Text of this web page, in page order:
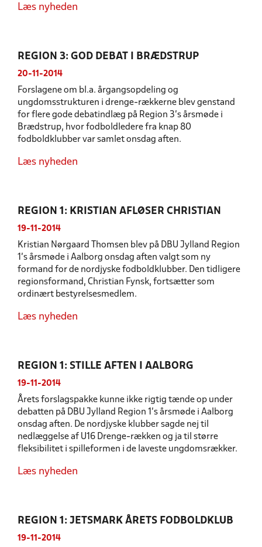
Læs nyheden
REGION 3: GOD DEBAT I BRÆDSTRUP
20-11-2014
Forslagene om bl.a. årgangsopdeling og
ungdomsstrukturen i drenge-rækkerne blev genstand
for flere gode debatindlæg på Region 3's årsmøde i
Brædstrup, hvor fodboldledere fra knap 80
fodboldklubber var samlet onsdag aften.
Læs nyheden
REGION 1: KRISTIAN AFLØSER CHRISTIAN
19-11-2014
Kristian Nørgaard Thomsen blev på DBU Jylland Region
1’s årsmøde i Aalborg onsdag aften valgt som ny
formand for de nordjyske fodboldklubber. Den tidligere
regionsformand, Christian Fynsk, fortsætter som
ordinært bestyrelsesmedlem.
Læs nyheden
REGION 1: STILLE AFTEN I AALBORG
19-11-2014
Årets forslagspakke kunne ikke rigtig tænde op under
debatten på DBU Jylland Region 1's årsmøde i Aalborg
onsdag aften. De nordjyske klubber sagde nej til
nedlæggelse af U16 Drenge-rækken og ja til større
fleksibilitet i spilleformen i de laveste ungdomsrækker.
Læs nyheden
REGION 1: JETSMARK ÅRETS FODBOLDKLUB
19-11-2014